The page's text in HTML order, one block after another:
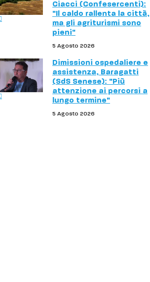
Ciacci (Confesercenti):
"Il caldo rallenta la città,
ma gli agriturismi sono
pieni"
5 Agosto 2026
Dimissioni ospedaliere e
assistenza, Baragatti
(SdS Senese): "Più
attenzione ai percorsi a
lungo termine"
5 Agosto 2026